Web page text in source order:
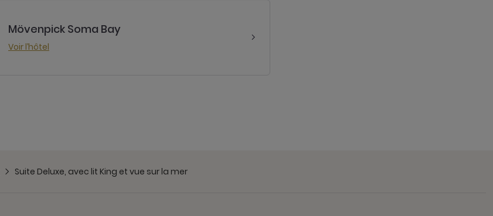
Mövenpick Soma Bay
Voir l’hôtel
Suite Deluxe, avec lit King et vue sur la mer